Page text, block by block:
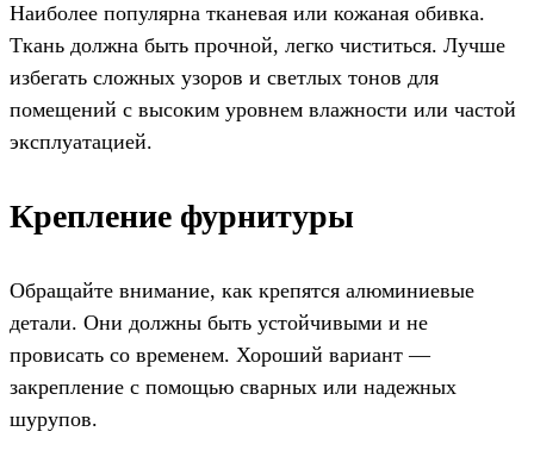
Наиболее популярна тканевая или кожаная обивка.
Ткань должна быть прочной, легко чиститься. Лучше
избегать сложных узоров и светлых тонов для
помещений с высоким уровнем влажности или частой
эксплуатацией.
Крепление фурнитуры
Обращайте внимание, как крепятся алюминиевые
детали. Они должны быть устойчивыми и не
провисать со временем. Хороший вариант —
закрепление с помощью сварных или надежных
шурупов.